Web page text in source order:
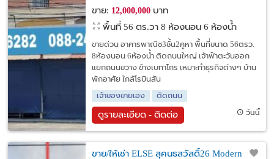
ขาย: 12,000,000บาท
พื้นที่ 56 ตร.วา 8 ห้องนอน 6 ห้องน้ำ
ขายด่วน อาคารพาณิช3ชั้น2คูหา พื้นที่ขนาด 56ตรว.
8ห้องนอน 6ห้องน้ำ ติดถนนใหญ่ เจ้าฟ้าตะวันออก
แยกถนนขวาง ข้างเบทาโกร เหมาะทำธุรกิจต่างๆ บ้าน
พักอาศัย ใกล้โรบินสัน
เจ้าของขายเอง
ติดถนน
ดูรายละเอียด - ติดต่อ วันนี้
ขาย/ให้เช่า ELSE สุคนธสวัสดิ์26 Modern